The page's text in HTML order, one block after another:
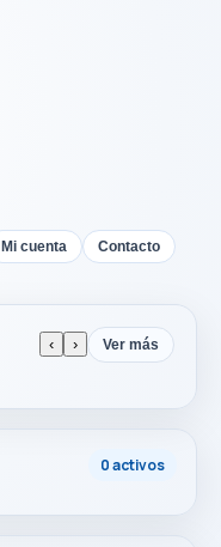
Mi cuenta Contacto
‹ › Ver más
0 activos